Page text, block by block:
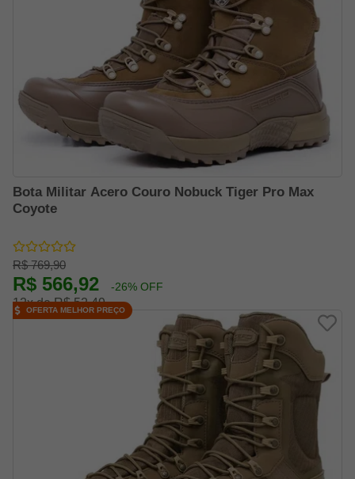
Bota Militar Acero Couro Nobuck Tiger Pro Max
Coyote
R$ 769,90
R$ 566,92 -26% OFF
12x de R$ 52,49
OFERTA MELHOR PREÇO